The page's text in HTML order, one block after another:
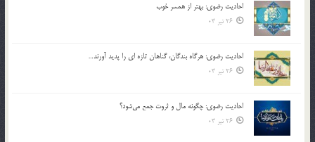
احادیث رضوی: بهتر از همسر خوب
26 تیر 03
احادیث رضوی: هرگاه بندگان، گناهان تازه ای را پدید آورند…
26 تیر 03
احادیث رضوی: چگونه مال و ثروت جمع می‌شود؟
26 تیر 03